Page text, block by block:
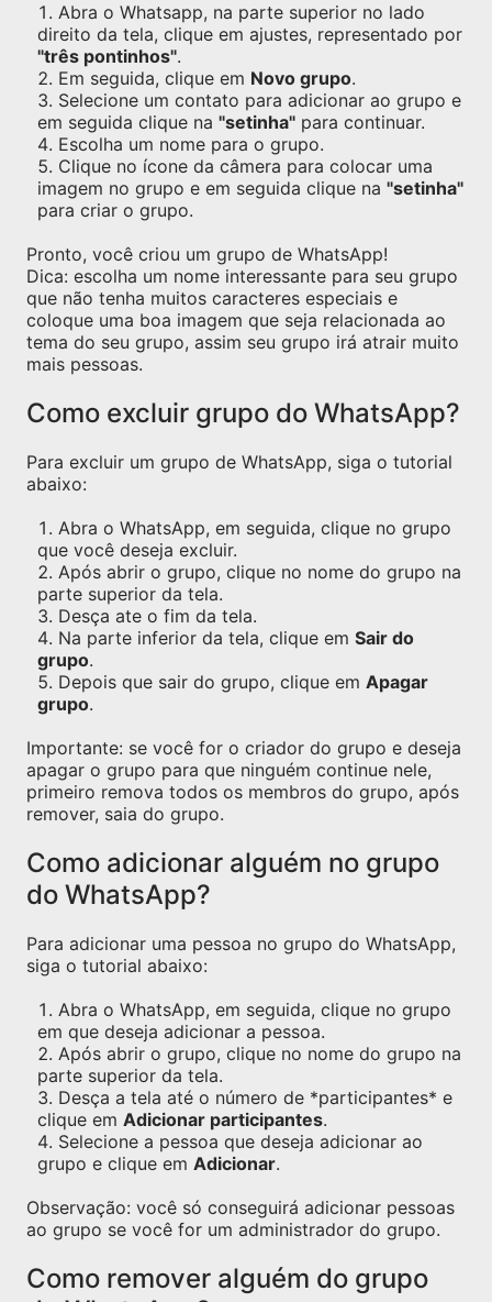
Abra o Whatsapp, na parte superior no lado
direito da tela, clique em ajustes, representado por
"três pontinhos".
Em seguida, clique em Novo grupo.
Selecione um contato para adicionar ao grupo e
em seguida clique na "setinha" para continuar.
Escolha um nome para o grupo.
Clique no ícone da câmera para colocar uma
imagem no grupo e em seguida clique na "setinha"
para criar o grupo.
Pronto, você criou um grupo de WhatsApp!
Dica: escolha um nome interessante para seu grupo
que não tenha muitos caracteres especiais e
coloque uma boa imagem que seja relacionada ao
tema do seu grupo, assim seu grupo irá atrair muito
mais pessoas.
Como excluir grupo do WhatsApp?
Para excluir um grupo de WhatsApp, siga o tutorial
abaixo:
Abra o WhatsApp, em seguida, clique no grupo
que você deseja excluir.
Após abrir o grupo, clique no nome do grupo na
parte superior da tela.
Desça ate o fim da tela.
Na parte inferior da tela, clique em Sair do
grupo.
Depois que sair do grupo, clique em Apagar
grupo.
Importante: se você for o criador do grupo e deseja
apagar o grupo para que ninguém continue nele,
primeiro remova todos os membros do grupo, após
remover, saia do grupo.
Como adicionar alguém no grupo
do WhatsApp?
Para adicionar uma pessoa no grupo do WhatsApp,
siga o tutorial abaixo:
Abra o WhatsApp, em seguida, clique no grupo
em que deseja adicionar a pessoa.
Após abrir o grupo, clique no nome do grupo na
parte superior da tela.
Desça a tela até o número de *participantes* e
clique em Adicionar participantes.
Selecione a pessoa que deseja adicionar ao
grupo e clique em Adicionar.
Observação: você só conseguirá adicionar pessoas
ao grupo se você for um administrador do grupo.
Como remover alguém do grupo